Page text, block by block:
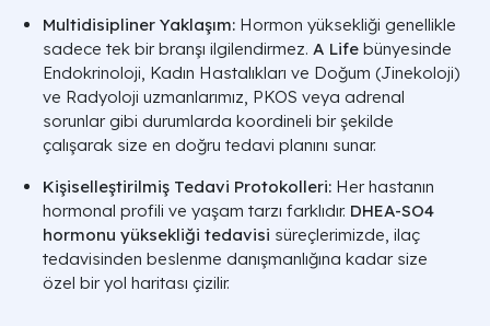
Multidisipliner Yaklaşım: Hormon yüksekliği genellikle
sadece tek bir branşı ilgilendirmez. A Life bünyesinde
Endokrinoloji, Kadın Hastalıkları ve Doğum (Jinekoloji)
ve Radyoloji uzmanlarımız, PKOS veya adrenal
sorunlar gibi durumlarda koordineli bir şekilde
çalışarak size en doğru tedavi planını sunar.
Kişiselleştirilmiş Tedavi Protokolleri: Her hastanın
hormonal profili ve yaşam tarzı farklıdır. DHEA-SO4
hormonu yüksekliği tedavisi süreçlerimizde, ilaç
tedavisinden beslenme danışmanlığına kadar size
özel bir yol haritası çizilir.